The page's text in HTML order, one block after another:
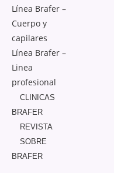
Línea Brafer –
Cuerpo y
capilares
Línea Brafer –
Linea
profesional
CLINICAS
BRAFER
REVISTA
SOBRE
BRAFER